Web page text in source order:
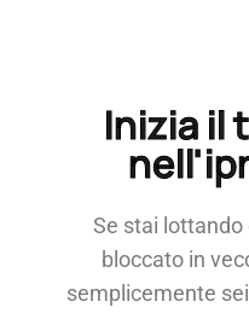
Inizia il
Se stai lottando
bloccato in
semplicemente